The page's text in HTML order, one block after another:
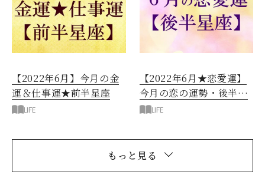
【2022年6月】今月の金
運＆仕事運★前半星座
LIFE
【2022年6月★恋愛運】
今月の恋の運勢・後半星
座 LIFE
もっと見る